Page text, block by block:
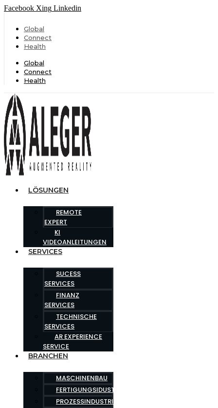
Facebook Xing Linkedin
Global
Connect
Health
Global
Connect
Health
LÖSUNGEN
REMOTE
EXPERT
KI
VIDEOANLEITUNGEN
SERVICES
SUCESS
SERVICES
FINANZ
SERVICES
TECHNISCHE
SERVICES
AR EXPERIENCE
SERVICE
BRANCHEN
MASCHINENBAU
FERTIGUNGSIDUSTRIE
PROZESSINDUSTRIE